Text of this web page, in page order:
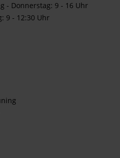
- Donnerstag: 9 - 16 Uhr
9 - 12:30 Uhr